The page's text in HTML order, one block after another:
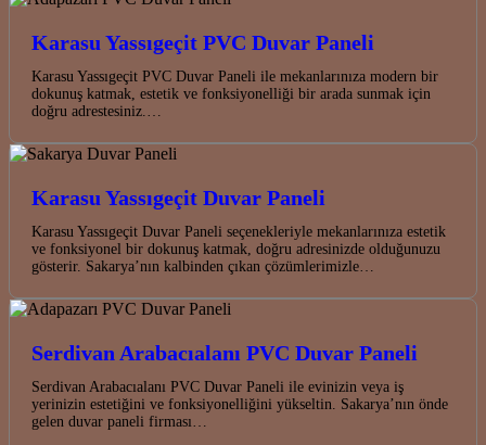
Karasu Yassıgeçit PVC Duvar Paneli
Karasu Yassıgeçit PVC Duvar Paneli ile mekanlarınıza modern bir
dokunuş katmak, estetik ve fonksiyonelliği bir arada sunmak için
doğru adrestesiniz.…
Karasu Yassıgeçit Duvar Paneli
Karasu Yassıgeçit Duvar Paneli seçenekleriyle mekanlarınıza estetik
ve fonksiyonel bir dokunuş katmak, doğru adresinizde olduğunuzu
gösterir. Sakarya’nın kalbinden çıkan çözümlerimizle…
Serdivan Arabacıalanı PVC Duvar Paneli
Serdivan Arabacıalanı PVC Duvar Paneli ile evinizin veya iş
yerinizin estetiğini ve fonksiyonelliğini yükseltin. Sakarya’nın önde
gelen duvar paneli firması…